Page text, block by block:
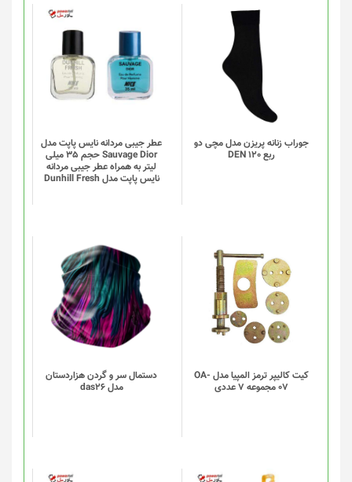
محصول
انتخاب
جوراب زنانه پریزن مدل مچی دو
ربع DEN 120
این
محصول
دارای
انواع
مختلفی
می
گزینه
ها
انتخاب
شوند
عطر جیبی مردانه نایس پاپت مدل
Sauvage Dior حجم 35 میلی
لیتر به همراه عطر جیبی مردانه
نایس پاپت مدل Dunhill Fresh
کیت کالیپر ترمز المپیا مدل OA-
07 مجموعه 7 عددی
دستمال سر و گردن هزاردستان
مدل das26
این
محصول
دارای
انواع
مختلفی
می
گزینه
ها
محصول